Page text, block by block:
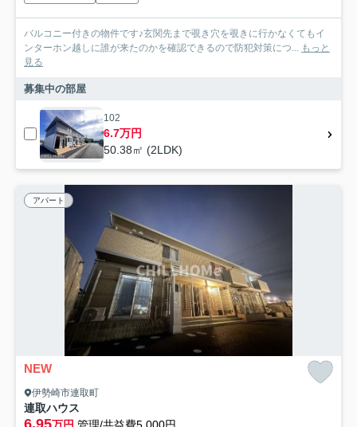
バルコニー付きの物件です♪玄関先まで覗き穴を覗きに行かなくてもイ
ンターホン越しに誰が来たのかを確認できるので防犯対策につ...
もっと
見る
募集中の部屋
102
6.7万円
50.38㎡ (2LDK)
アパート
NEW
伊勢崎市連取町
連取ハウス
6.95万円 管理/共益費5,000円